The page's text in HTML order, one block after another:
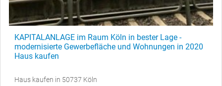
KAPITALANLAGE im Raum Köln in bester Lage -
modernisierte Gewerbefläche und Wohnungen in 2020
Haus kaufen
Haus kaufen in 50737 Köln